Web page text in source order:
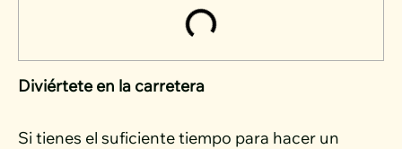
Diviértete en la carretera
Si tienes el suficiente tiempo para hacer un